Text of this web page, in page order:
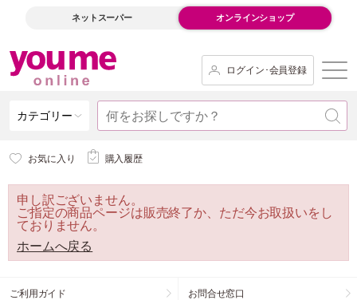
ネットスーパー オンラインショップ
ログイン･会員登録
カテゴリー
お気に入り 購入履歴
申し訳ございません。
ご指定の商品ページは販売終了か、ただ今お取扱いをし
ておりません。
ホームへ戻る
ご利用ガイド お問合せ窓口